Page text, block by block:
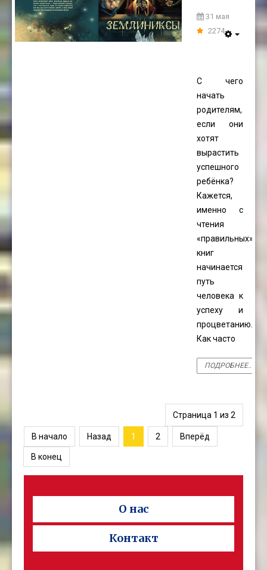
31 мая
2274
С чего
начать
родителям,
если они
хотят
вырастить
успешного
ребёнка?
Кажется,
именно с
чтения
«правильных»
книг
начинается
путь
человека к
успеху и
процветанию.
Как часто
ПОДРОБНЕЕ...
Страница 1 из 2
В начало Назад 1 2 Вперёд
В конец
О нас
Контакт